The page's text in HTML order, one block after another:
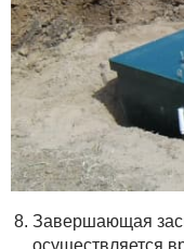
Завершающая